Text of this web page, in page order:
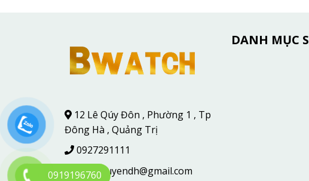
12 Lê Qúy Đôn , Phường 1 , Tp
Đông Hà , Quảng Trị
0927291111
hoainguyendh@gmail.com
DANH MỤC
0919196760